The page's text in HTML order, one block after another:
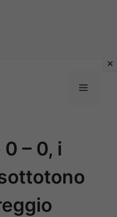
Menu
– 0, i